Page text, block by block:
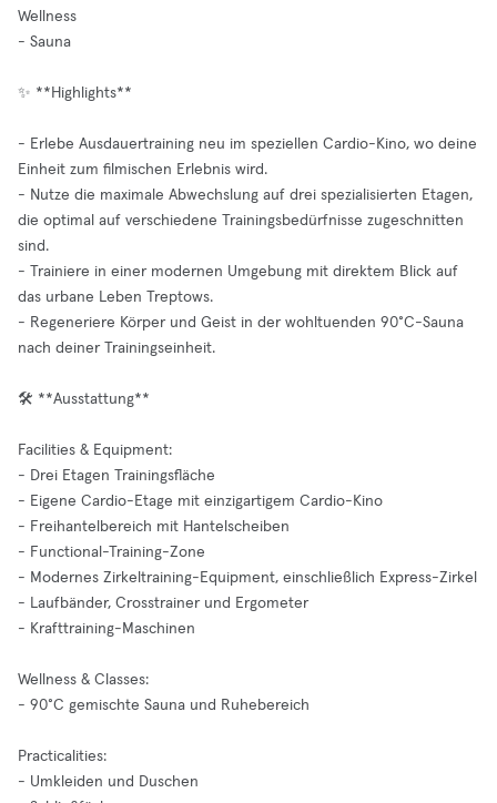
Wellness
- Sauna
✨ **Highlights**
- Erlebe Ausdauertraining neu im speziellen Cardio-Kino, wo deine
Einheit zum filmischen Erlebnis wird.
- Nutze die maximale Abwechslung auf drei spezialisierten Etagen,
die optimal auf verschiedene Trainingsbedürfnisse zugeschnitten
sind.
- Trainiere in einer modernen Umgebung mit direktem Blick auf
das urbane Leben Treptows.
- Regeneriere Körper und Geist in der wohltuenden 90°C-Sauna
nach deiner Trainingseinheit.
🛠️ **Ausstattung**
Facilities & Equipment:
- Drei Etagen Trainingsfläche
- Eigene Cardio-Etage mit einzigartigem Cardio-Kino
- Freihantelbereich mit Hantelscheiben
- Functional-Training-Zone
- Modernes Zirkeltraining-Equipment, einschließlich Express-Zirkel
- Laufbänder, Crosstrainer und Ergometer
- Krafttraining-Maschinen
Wellness & Classes:
- 90°C gemischte Sauna und Ruhebereich
Practicalities:
- Umkleiden und Duschen